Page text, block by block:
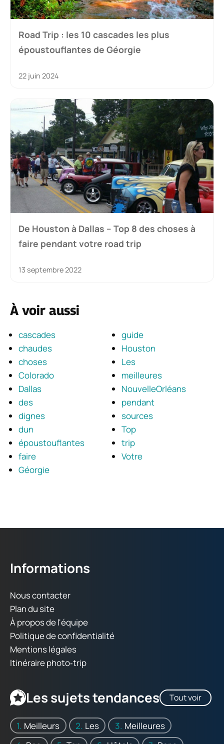
Road Trip : les 10 cascades les plus
époustouflantes de Géorgie
22 juin 2024
De Houston à Dallas – Top 8 des choses à
faire pendant votre road trip
13 septembre 2022
À voir aussi
cascades
chaudes
choses
Colorado
Dallas
des
dignes
dun
époustouflantes
faire
Géorgie
guide
Houston
Les
meilleures
NouvelleOrléans
pendant
sources
Top
trip
Votre
Informations
Nous contacter
Plan du site
À propos de l'équipe
Politique de confidentialité
Mentions légales
Itinéraire photo‑trip
Les sujets tendances Tout voir
Meilleurs Les
Meilleures